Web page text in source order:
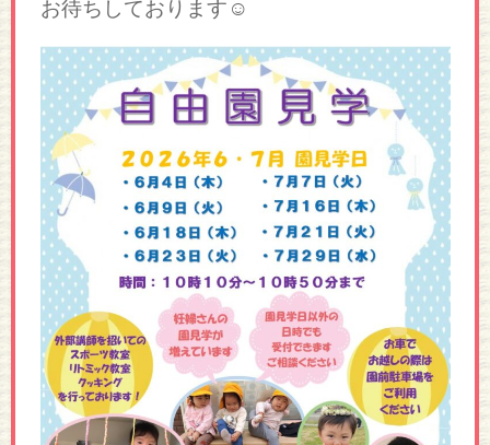
お待ちしております☺